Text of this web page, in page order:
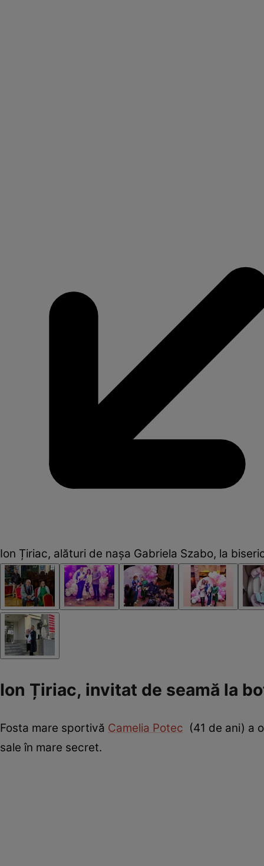
Ion Țiriac, alături de nașa Gabriela Szabo, la
Ion Țiriac, invitat de seamă la
Fosta mare sportivă Camelia Potec (41 de ani) a
sale în mare secret.